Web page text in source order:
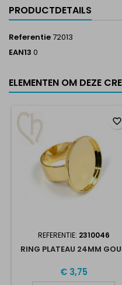
PRODUCTDETAILS
Referentie72013
EAN13 0
ELEMENTEN OM DEZE
REFERENTIE: 2310046
RING PLATEAU 24MM
€ 3,75
favorite_border